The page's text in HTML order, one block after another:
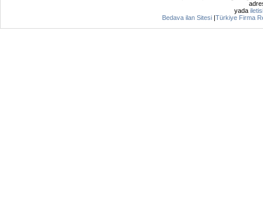
yada
Bedava ilan Sitesi |Türkiye Firma